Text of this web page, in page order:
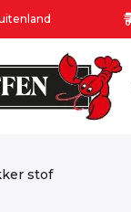
stof